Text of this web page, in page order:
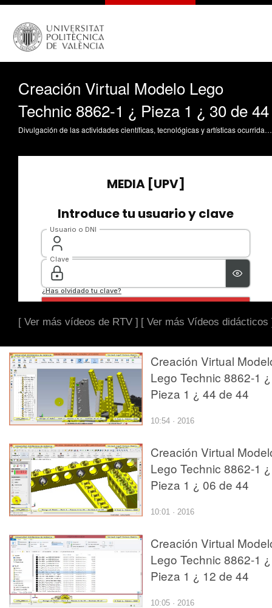
Creación Virtual Modelo Lego
Technic 8862-1 ¿ Pieza 1 ¿ 30 de 44
Divulgación de las actividades científicas, tecnológicas y artísticas ocurridas en los tres campus de la UPV
[ Ver más vídeos de RTV ] [ Ver más Vídeos didácticos
Creación Virtual
Lego Technic 8862-1 ¿
Pieza 1 ¿ 44 de 44
10:54 · 2016
Creación Virtual
Lego Technic 8862-1 ¿
Pieza 1 ¿ 06 de 44
10:01 · 2016
Creación Virtual
Lego Technic 8862-1 ¿
Pieza 1 ¿ 12 de 44
10:05 · 2016